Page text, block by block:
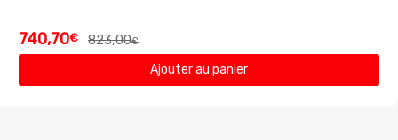
823,00€
740,70€
Ajouter au panier